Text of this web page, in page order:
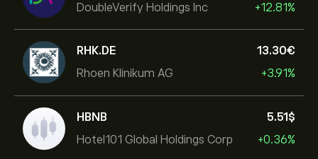
DoubleVerify Holdings Inc
+12.81%
RHK.DE
Rhoen Klinikum AG
13.30‎€‎
+3.91%
HBNB
Hotel101 Global Holdings Corp
5.51‎$‎
+0.36%